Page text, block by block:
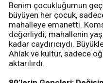
Benim çocukluğumun
büyüyen her çocuk,
mahalleye emanetti.
değerliydi; mahallenin
kadar caydırıcıydı.
Ahlak ve kültür, sadece
aktarılırdı.